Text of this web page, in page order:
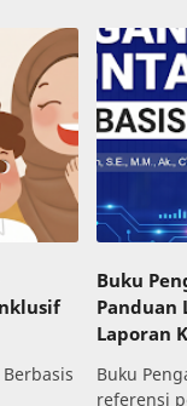
Buku
Panduan
Laporan
Buku
referensi